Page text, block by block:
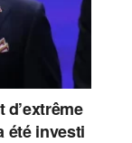
été investi